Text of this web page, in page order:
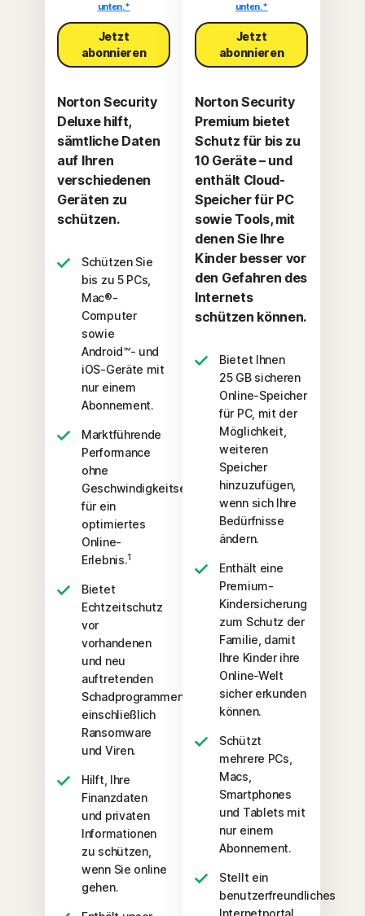
unten.*
Jetzt
abonnieren
Norton Security
Deluxe hilft,
sämtliche Daten
auf Ihren
verschiedenen
Geräten zu
schützen.
Schützen Sie
bis zu 5 PCs,
Mac®-
Computer
sowie
Android™- und
iOS-Geräte mit
nur einem
Abonnement.
Marktführende
Performance
ohne
Geschwindigkeitseinbußen –
für ein
optimiertes
Online-
Erlebnis.1
Bietet
Echtzeitschutz
vor
vorhandenen
und neu
auftretenden
Schadprogrammen,
einschließlich
Ransomware
und Viren.
Hilft, Ihre
Finanzdaten
und privaten
Informationen
zu schützen,
wenn Sie online
gehen.
unten.*
Jetzt
abonnieren
Norton Security
Premium bietet
Schutz für bis zu
10 Geräte – und
enthält Cloud-
Speicher für PC
sowie Tools, mit
denen Sie Ihre
Kinder besser vor
den Gefahren des
Internets
schützen können.
Bietet Ihnen
25 GB sicheren
Online-Speicher
für PC, mit der
Möglichkeit,
weiteren
Speicher
hinzuzufügen,
wenn sich Ihre
Bedürfnisse
ändern.
Enthält eine
Premium-
Kindersicherung
zum Schutz der
Familie, damit
Ihre Kinder ihre
Online-Welt
sicher erkunden
können.
Schützt
mehrere PCs,
Macs,
Smartphones
und Tablets mit
nur einem
Abonnement.
Stellt ein
benutzerfreundliches
Internetportal